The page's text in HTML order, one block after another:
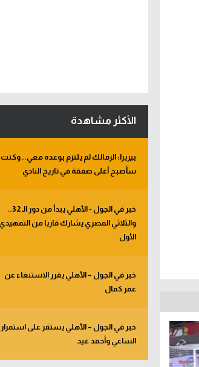
الأكثر مشاهدة
بيزيرا: الزمالك لم يلتزم بوعده معي.. وكنت
سأصبح أغلى صفقة في تاريخ النادي
خبر في الجول - الأهلي يبدأ من دور الـ 32..
والثلاثي المصري يشارك قاريا من التمهيدي
الأول
خبر في الجول – الأهلي يقرر الاستنغاء عن
عمر كمال
خبر في الجول – الأهلي يستقر على استمرار
الساعي وأحمد عيد